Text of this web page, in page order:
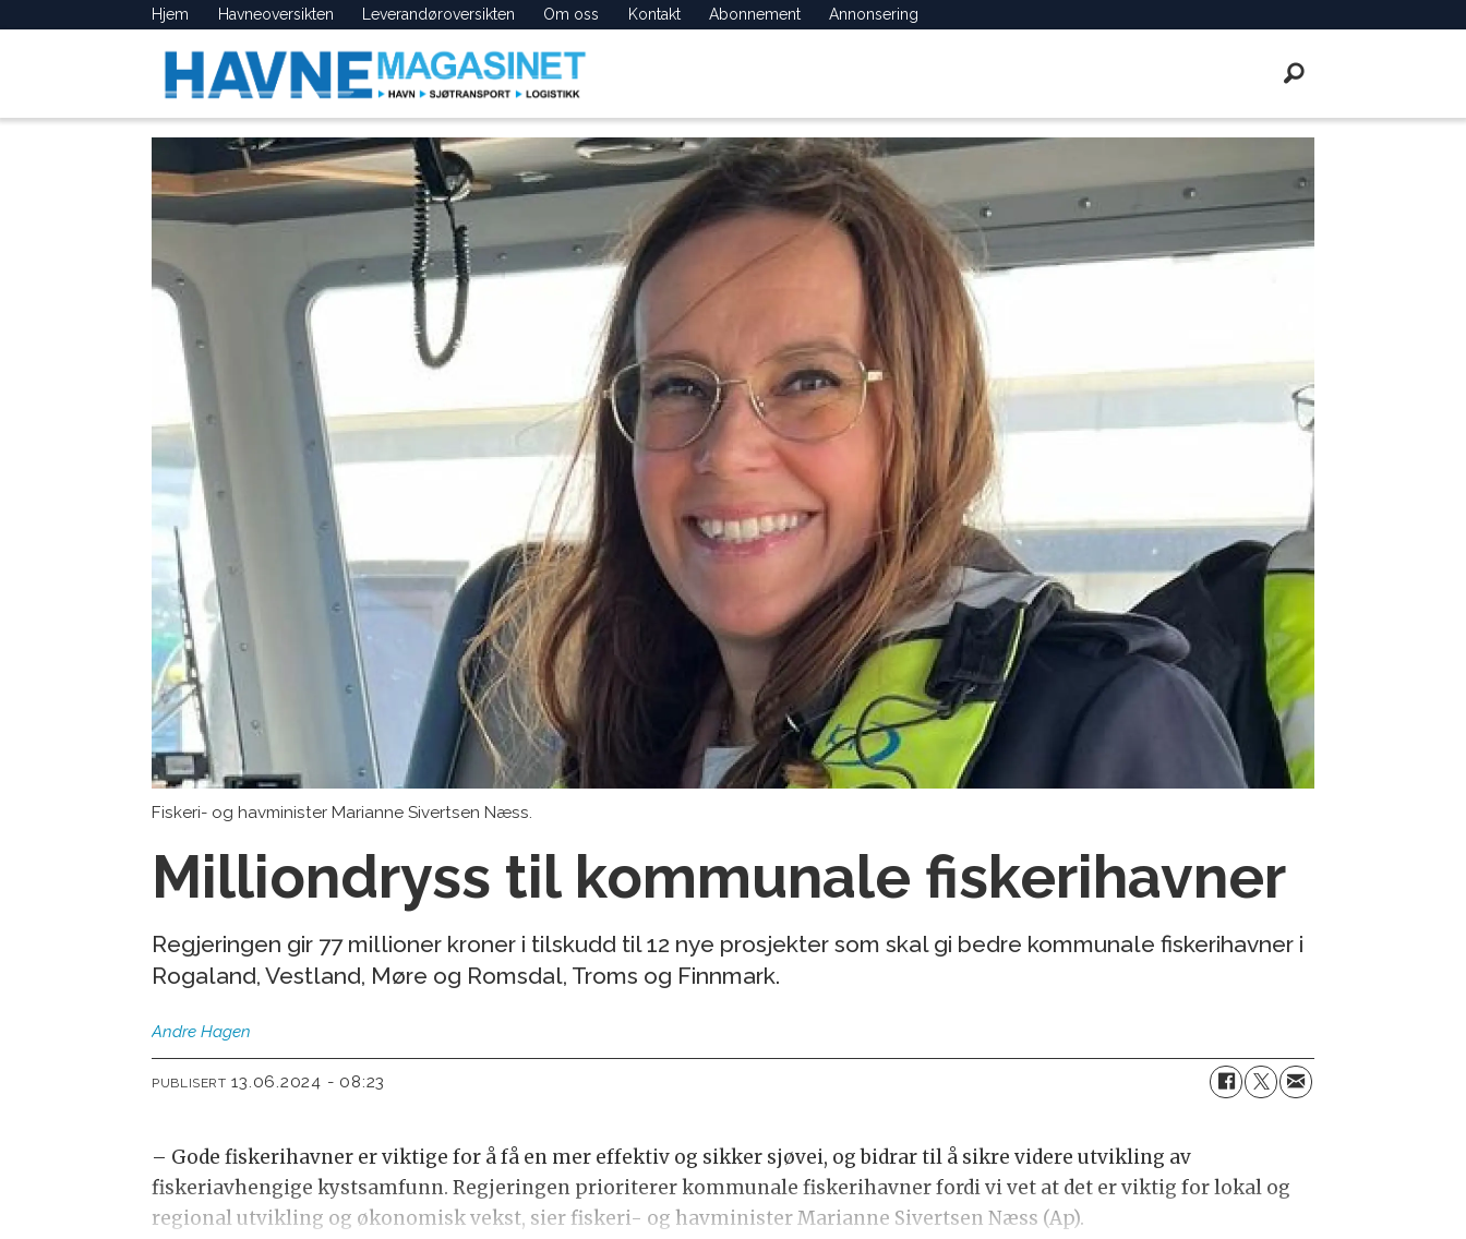
Hjem Havneoversikten Leverandøroversikten Om oss Kontakt Abonnement Annonsering
Fiskeri- og havminister Marianne Sivertsen Næss.
Milliondryss til kommunale fiskerihavner
Regjeringen gir 77 millioner kroner i tilskudd til 12 nye prosjekter som skal gi bedre kommunale fiskerihavner i
Rogaland, Vestland, Møre og Romsdal, Troms og Finnmark.
Andre Hagen
PUBLISERT 13.06.2024 - 08:23
– Gode fiskerihavner er viktige for å få en mer effektiv og sikker sjøvei, og bidrar til å sikre videre utvikling av
fiskeriavhengige kystsamfunn. Regjeringen prioriterer kommunale fiskerihavner fordi vi vet at det er viktig for lokal og
regional utvikling og økonomisk vekst, sier fiskeri- og havminister Marianne Sivertsen Næss (Ap).